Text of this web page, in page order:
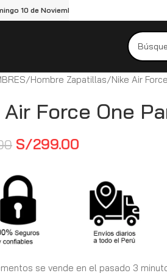
10 de Noviembre
Hombre Zapatillas Nike Air
Force One
S/299.00
se vende en el pasado 3